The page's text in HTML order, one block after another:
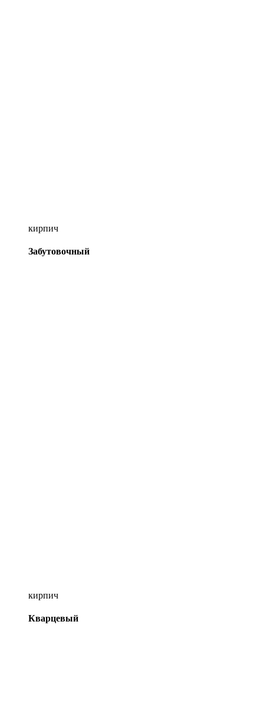
кирпич
Забутовочный
кирпич
Кварцевый